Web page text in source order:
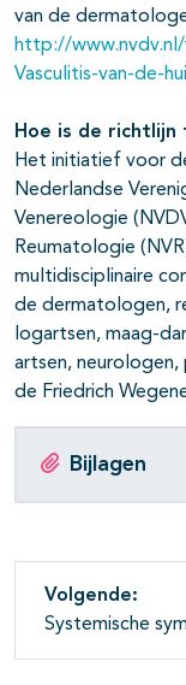
van de
http://
Vasculitis-van-de-
Hoe is de
Het initiatief voor
Nederlandse
Venereologie
Reumatologie
multidisciplinaire
de dermatologen,
logartsen, maag-
artsen,
de Friedrich
Bijlagen
Volgende:
Systemische